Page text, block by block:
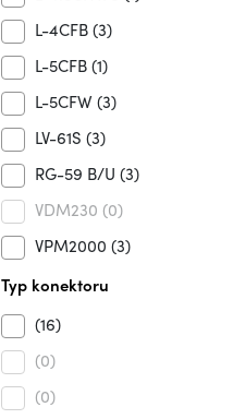
L-4CFB(3)
L-5CFB(1)
L-5CFW(3)
LV-61S (3)
RG-59 B/U (3)
VDM230 (0)
VPM2000 (3)
Typ konektoru
(16)
(0)
(0)